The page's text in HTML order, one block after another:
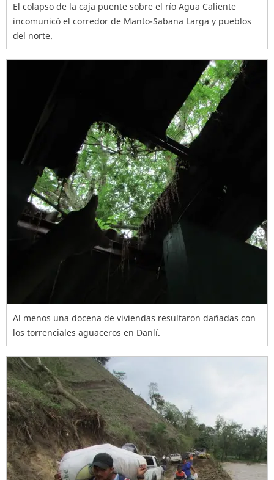
El colapso de la caja puente sobre el río Agua Caliente
incomunicó el corredor de Manto-Sabana Larga y pueblos
del norte.
Al menos una docena de viviendas resultaron dañadas con
los torrenciales aguaceros en Danlí.